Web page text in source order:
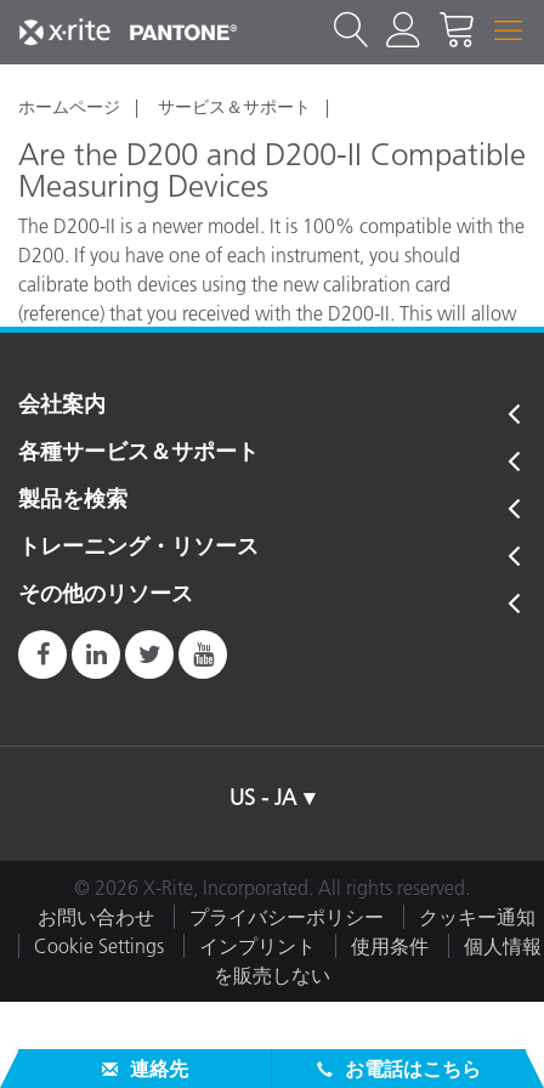
ホームページ サービス＆サポート
Are the D200 and D200-II Compatible
Measuring Devices
The D200-II is a newer model. It is 100% compatible with the
D200. If you have one of each instrument, you should
calibrate both devices using the new calibration card
(reference) that you received with the D200-II. This will allow
会社案内
各種サービス＆サポート
製品を検索
トレーニング・リソース
その他のリソース
US - JA
© 2026 X-Rite, Incorporated. All rights reserved.
お問い合わせ
プライバシーポリシー
クッキー通知
Cookie Settings
インプリント 使用条件
個人情報
を販売しない
連絡先 お電話はこちら